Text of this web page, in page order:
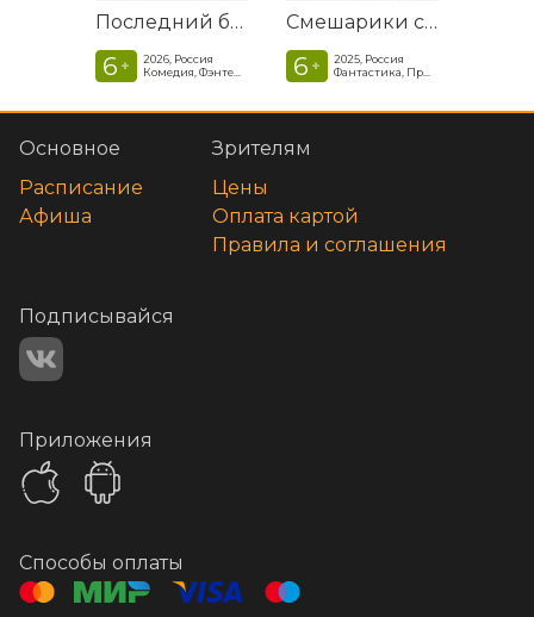
Последний богатырь. Колобок
6 +
2026, Россия
Комедия, Фэнтези, Приключения
Смешарики сквозь вселенные
6 +
2025, Россия
Фантастика, Приключенческая комедия
Основное
Расписание
Афиша
Зрителям
Цены
Оплата картой
Правила и соглашения
Подписывайся
Приложения
Способы оплаты